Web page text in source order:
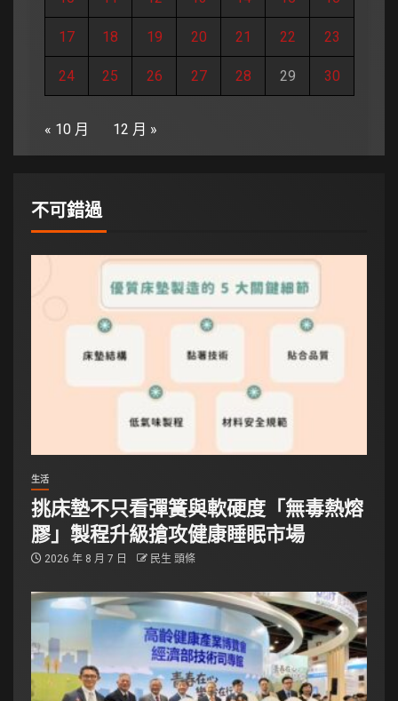
17 18 19 20 21 22 23
24 25 26 27 28 29 30
« 10 月 12 月 »
不可錯過
生活
挑床墊不只看彈簧與軟硬度「無毒熱熔
膠」製程升級搶攻健康睡眠市場
2026 年 8 月 7 日 民生 頭條